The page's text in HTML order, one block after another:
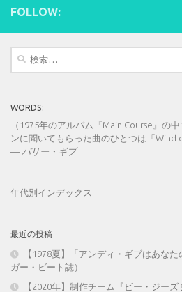
FOLLOW:
WORDS:
（1975年のアルバム『Main Course』の
ンに聞いてもらった曲のひとつは「Wind
— バリー・ギブ
年代別インデックス
最近の投稿
【1978夏】「アンディ・ギブはあな
ガー・ビート誌）
【2020年】制作チーム『ビー・ジー